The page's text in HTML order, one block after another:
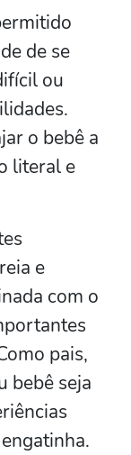
de se
ou
o bebê a
literal e
e
com o
pais,
bebê seja